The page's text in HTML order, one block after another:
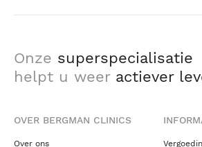
Onze superspecialisatie
helpt u weer actiever
OVER BERGMAN CLINICS
Over ons